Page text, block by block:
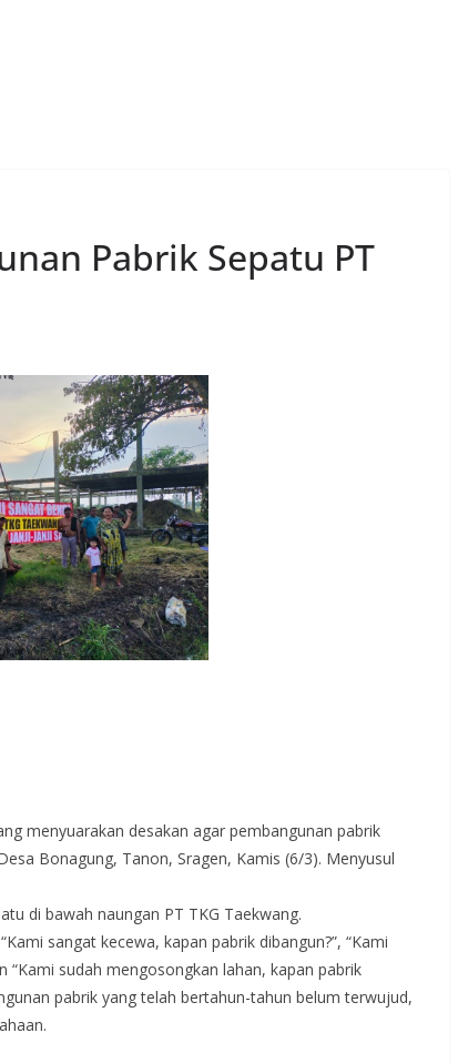
Pabrik Sepatu PT
menyuarakan desakan agar pembangunan pabrik
Bonagung, Tanon, Sragen, Kamis (6/3). Menyusul
di bawah naungan PT TKG Taekwang.
sangat kecewa, kapan pabrik dibangun?”, “Kami
“Kami sudah mengosongkan lahan, kapan pabrik
pabrik yang telah bertahun-tahun belum terwujud,